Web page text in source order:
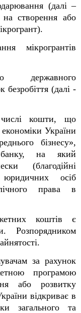
(далі –
на створення або
мікрогрантів
державного
безробіття (далі -
кошти, що
України
бізнесу»,
на який
(благодійні
осіб
права в
коштів є
Розпорядником
за рахунок
програмою
або розвитку
відкриває в
загального та